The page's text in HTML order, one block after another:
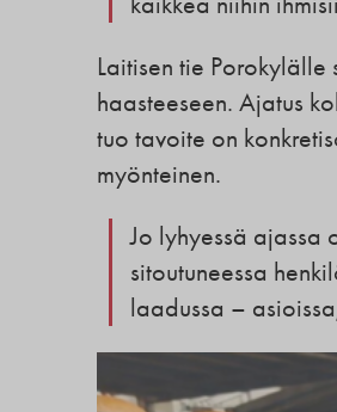
Laitisen tie
haasteeseen. Ajatus
tuo tavoite on
myönteinen.
Jo lyhyessä ajassa
sitoutuneessa
laadussa –